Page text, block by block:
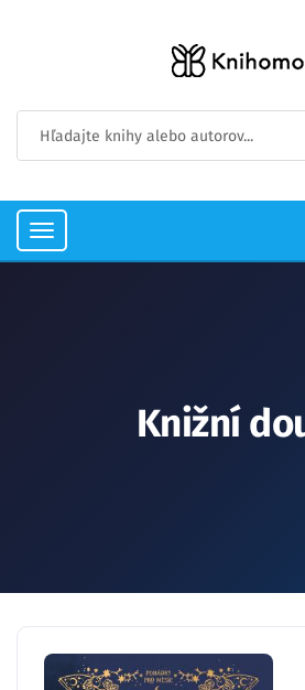
Toggle
Knižní